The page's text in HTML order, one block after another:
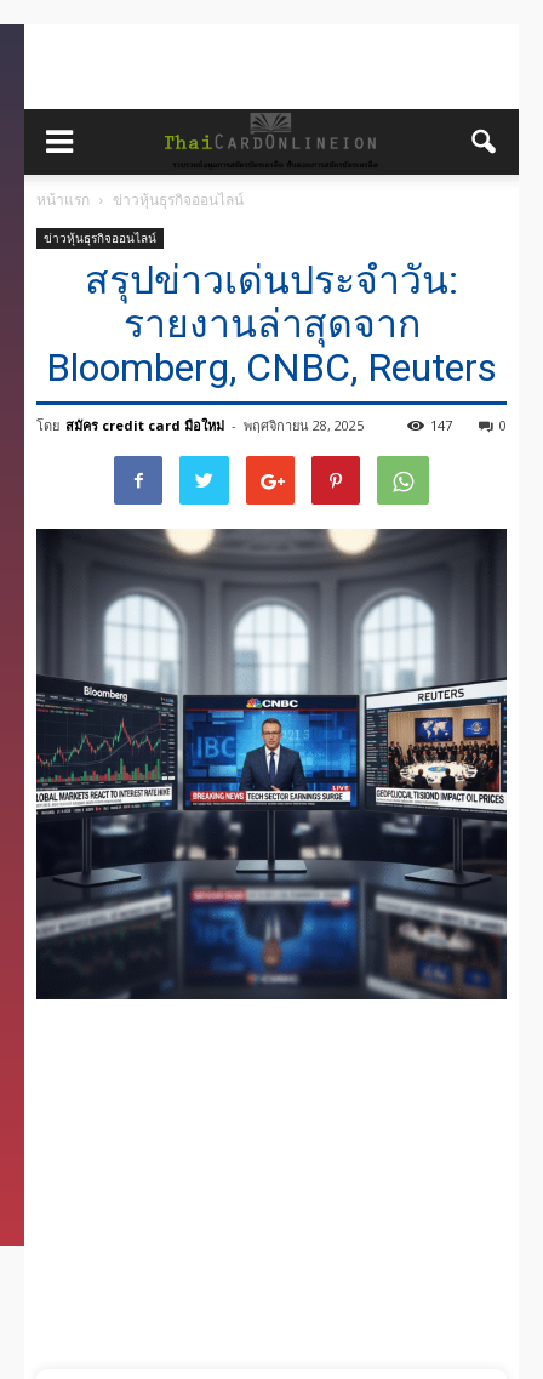
หน้าแรก ข่าวหุ้นธุรกิจออนไลน์
ข่าวหุ้นธุรกิจออนไลน์
สรุปข่าวเด่นประจำวัน:
รายงานล่าสุดจาก
Bloomberg, CNBC, Reuters
โดย สมัคร credit card มือใหม่ - พฤศจิกายน 28, 2025 0
147